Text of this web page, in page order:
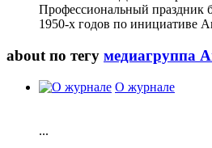
Профессиональный праздник
1950-х годов по инициативе
about по тегу медиагруппа
О журнале
...